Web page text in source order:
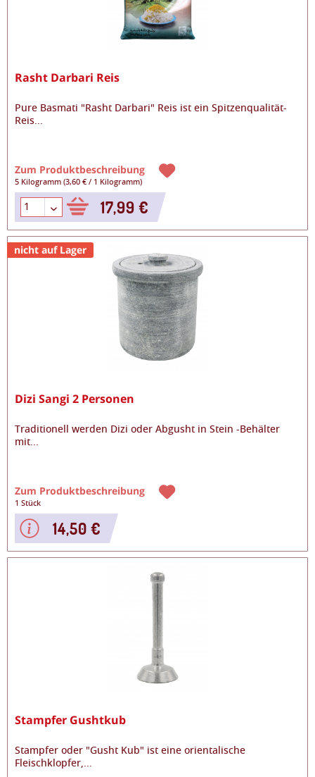
Rasht Darbari Reis
Pure Basmati "Rasht Darbari" Reis ist ein Spitzenqualität-
Reis...
Zum Produktbeschreibung
5 Kilogramm(3,60 € / 1 Kilogramm)
17,99 €
nicht auf Lager
Dizi Sangi 2 Personen
Traditionell werden Dizi oder Abgusht in Stein -Behälter
mit...
Zum Produktbeschreibung
1 Stück
14,50 €
Stampfer Gushtkub
Stampfer oder "Gusht Kub" ist eine orientalische
Fleischklopfer,...